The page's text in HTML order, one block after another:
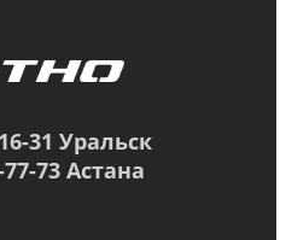
31 Уральск
73 Астана